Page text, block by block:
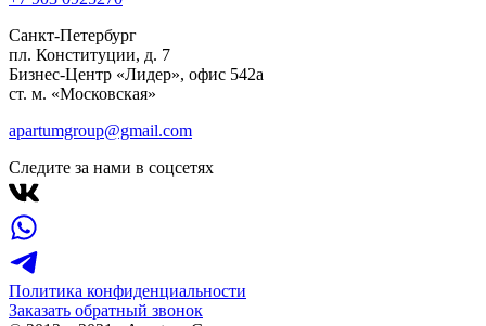
Санкт-Петербург
пл. Конституции, д. 7
Бизнес-Центр «Лидер», офис 542a
ст. м. «Московская»
apartumgroup@gmail.com
Следите за нами в соцсетях
Политика конфиденциальности
Заказать обратный звонок